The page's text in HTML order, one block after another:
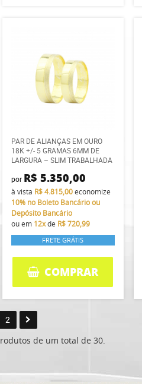
PAR DE ALIANÇAS EM OURO
18K +/- 5 GRAMAS 6MM DE
LARGURA – SLIM TRABALHADA
por R$ 5.350,00
à vista R$ 4.815,00economize
10% no Boleto Bancário ou
Depósito Bancário
ou em 12xde R$ 720,99
FRETE GRÁTIS
COMPRAR
2
de um total de 30.